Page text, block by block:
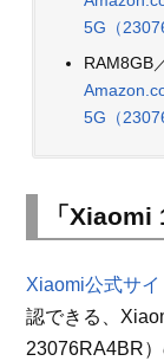
5G（
RAM8GB
5G（
「
Xiaomi公式サ
認できる、
23076RA4BR